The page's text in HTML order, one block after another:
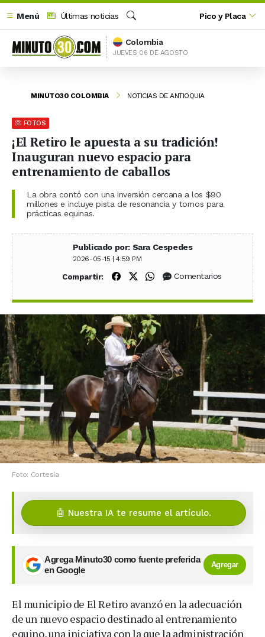
Menú
Últimas noticias
Buscar
Pico y Placa
Colombia
JUEVES 06 DE AGOSTO
MINUTO30 COLOMBIA NOTICIAS DE ANTIOQUIA
FOTOS
¡El Retiro le apuesta a su tradición!
Inauguran nuevo espacio para
entrenamiento de caballos
La obra contó con una inversión cercana a los $90
millones e incluye pista de resonancia y tornos para
prácticas equinas.
Publicado por: Sara Cespedes
2026-05-15 | 4:59 PM
Compartir: Compartir en Facebook
Compartir en X (Twitter)
Compartir en WhatsApp
Comentarios
Foto: Cortesía
🤖 Nuestra IA te resume el artículo.
Agrega Minuto30 como fuente preferida
en Google
Agregar
El municipio de El Retiro avanzó en la adecuación
de un nuevo espacio destinado al entrenamiento
equino, una iniciativa con la que la administración